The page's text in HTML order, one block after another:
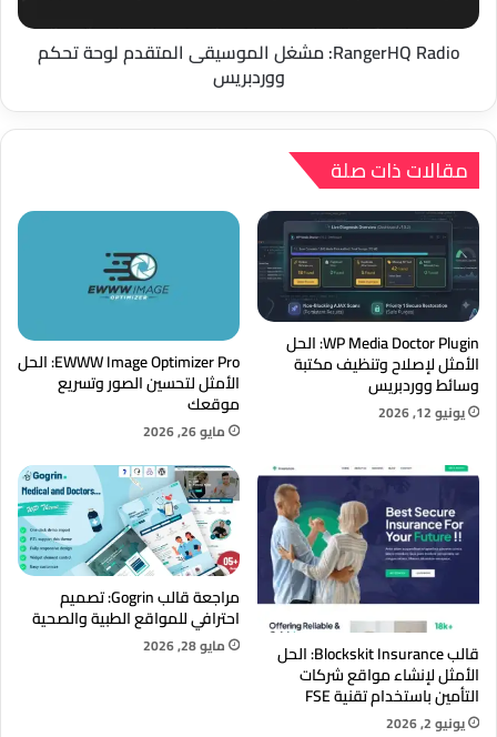
RangerHQ Radio: مشغل الموسيقى المتقدم لوحة تحكم
ووردبريس
مقالات ذات صلة
WP Media Doctor Plugin: الحل
الأمثل لإصلاح وتنظيف مكتبة
وسائط ووردبريس
يونيو 12, 2026
EWWW Image Optimizer Pro: الحل
الأمثل لتحسين الصور وتسريع
موقعك
مايو 26, 2026
قالب Blockskit Insurance: الحل
الأمثل لإنشاء مواقع شركات
التأمين باستخدام تقنية FSE
يونيو 2, 2026
مراجعة قالب Gogrin: تصميم
احترافي للمواقع الطبية والصحية
مايو 28, 2026